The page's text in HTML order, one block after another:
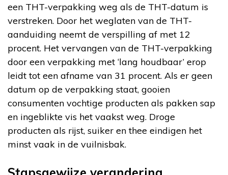
een THT-verpakking weg als de THT-datum is
verstreken. Door het weglaten van de THT-
aanduiding neemt de verspilling af met 12
procent. Het vervangen van de THT-verpakking
door een verpakking met ‘lang houdbaar’ erop
leidt tot een afname van 31 procent. Als er geen
datum op de verpakking staat, gooien
consumenten vochtige producten als pakken sap
en ingeblikte vis het vaakst weg. Droge
producten als rijst, suiker en thee eindigen het
minst vaak in de vuilnisbak.